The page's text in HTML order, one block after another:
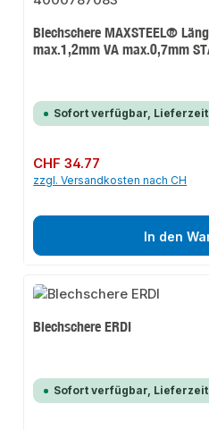
Blechschere MAXSTEEL®
max.1,2mm VA max.0,7mm
Sofort verfügbar, Lieferzeit
Regulärer Preis:
CHF 34.77
zzgl. Versandkosten nach CH
In den
Blechschere ERDI
Sofort verfügbar, Lieferzeit